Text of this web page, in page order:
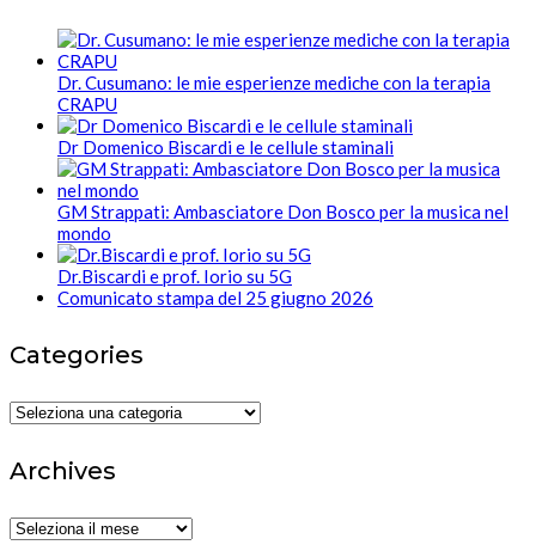
Dr. Cusumano: le mie esperienze mediche con la terapia
CRAPU
Dr Domenico Biscardi e le cellule staminali
GM Strappati: Ambasciatore Don Bosco per la musica nel
mondo
Dr.Biscardi e prof. Iorio su 5G
Comunicato stampa del 25 giugno 2026
Categories
Categories
Archives
Archives